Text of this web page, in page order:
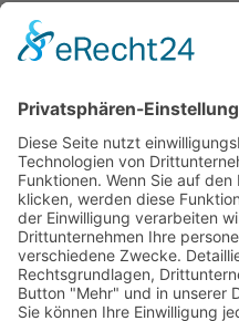
Service
Versand und Montage
Zertifizierung
Gewährleistung
FAQs
Downloads
Unternehmen